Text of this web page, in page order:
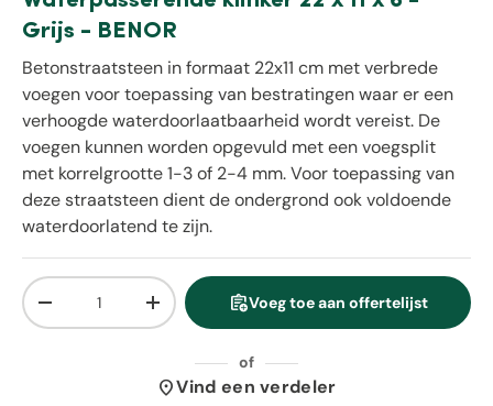
Grijs - BENOR
Betonstraatsteen in formaat 22x11 cm met verbrede
voegen voor toepassing van bestratingen waar er een
verhoogde waterdoorlaatbaarheid wordt vereist. De
voegen kunnen worden opgevuld met een voegsplit
met korrelgrootte 1-3 of 2-4 mm. Voor toepassing van
deze straatsteen dient de ondergrond ook voldoende
waterdoorlatend te zijn.
Aantal
Verlaag de hoeveelheidVerhoog de hoeveelheid
assignment_add Voeg toe aan offertelijst
of
location_onVind een verdeler